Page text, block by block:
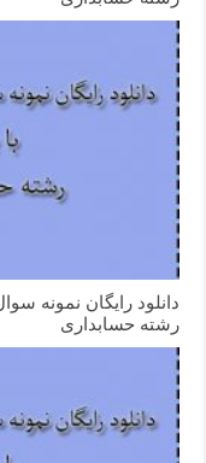
رشته حسابداری